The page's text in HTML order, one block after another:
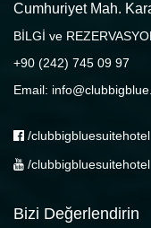
Cumhuriyet Mah.
BİLGİ ve
+90 (242) 745 09 97
Email:
/clubbigbluesuitehotel
/clubbigbluesuitehotel
Bizi Değerlendirin